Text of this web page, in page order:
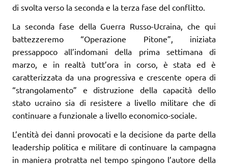
di svolta verso la seconda e la terza fase del conflitto.
La seconda fase della Guerra Russo-Ucraina, che qui
battezzeremo “Operazione Pitone”, iniziata
pressappoco all’indomani della prima settimana di
marzo, e in realtà tutt’ora in corso, è stata ed è
caratterizzata da una progressiva e crescente opera di
“strangolamento” e distruzione della capacità dello
stato ucraino sia di resistere a livello militare che di
continuare a funzionale a livello economico-sociale.
L’entità dei danni provocati e la decisione da parte della
leadership politica e militare di continuare la campagna
in maniera protratta nel tempo spingono l’autore della